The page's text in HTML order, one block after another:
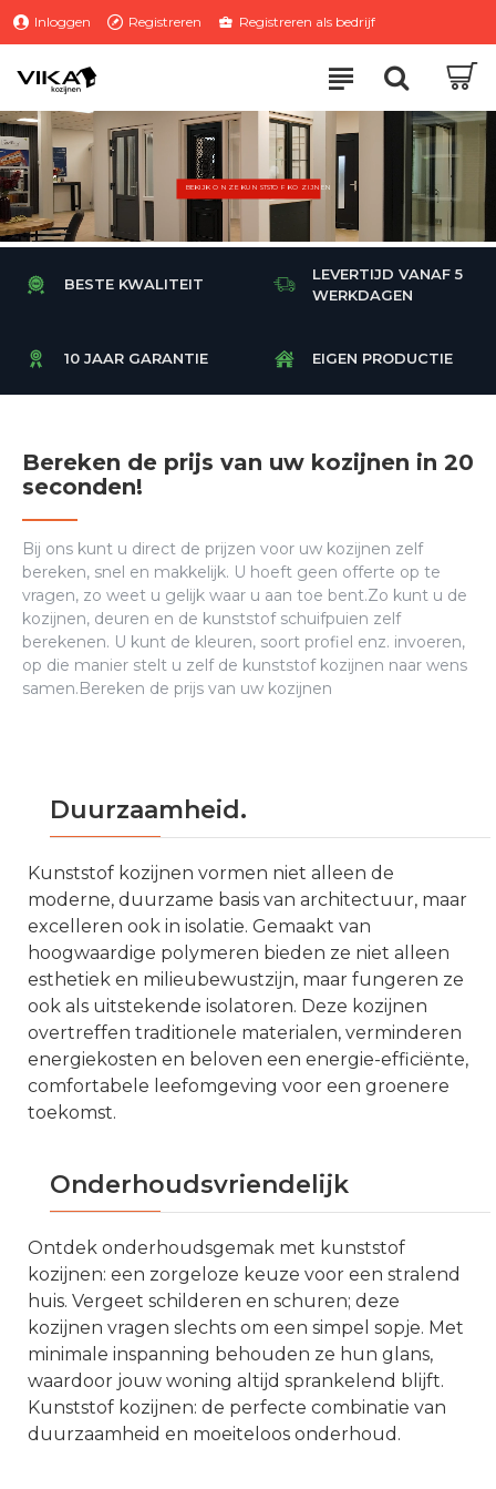
Vika
Kozijnen
Inloggen Registreren Registreren als bedrijf
BEKIJK ONZE KUNSTSTOF KOZIJNEN
BESTE KWALITEIT
LEVERTIJD VANAF 5
WERKDAGEN
10 JAAR GARANTIE EIGEN PRODUCTIE
Bereken de prijs van uw kozijnen in 20
seconden!
Bij ons kunt u direct de prijzen voor uw kozijnen zelf
bereken, snel en makkelijk. U hoeft geen offerte op te
vragen, zo weet u gelijk waar u aan toe bent.Zo kunt u de
kozijnen, deuren en de kunststof schuifpuien zelf
berekenen. U kunt de kleuren, soort profiel enz. invoeren,
op die manier stelt u zelf de kunststof kozijnen naar wens
samen.Bereken de prijs van uw kozijnen
Duurzaamheid.
Kunststof kozijnen vormen niet alleen de
moderne, duurzame basis van architectuur, maar
excelleren ook in isolatie. Gemaakt van
hoogwaardige polymeren bieden ze niet alleen
esthetiek en milieubewustzijn, maar fungeren ze
ook als uitstekende isolatoren. Deze kozijnen
overtreffen traditionele materialen, verminderen
energiekosten en beloven een energie-efficiënte,
comfortabele leefomgeving voor een groenere
toekomst.
Onderhoudsvriendelijk
Ontdek onderhoudsgemak met kunststof
kozijnen: een zorgeloze keuze voor een stralend
huis. Vergeet schilderen en schuren; deze
kozijnen vragen slechts om een simpel sopje. Met
minimale inspanning behouden ze hun glans,
waardoor jouw woning altijd sprankelend blijft.
Kunststof kozijnen: de perfecte combinatie van
duurzaamheid en moeiteloos onderhoud.